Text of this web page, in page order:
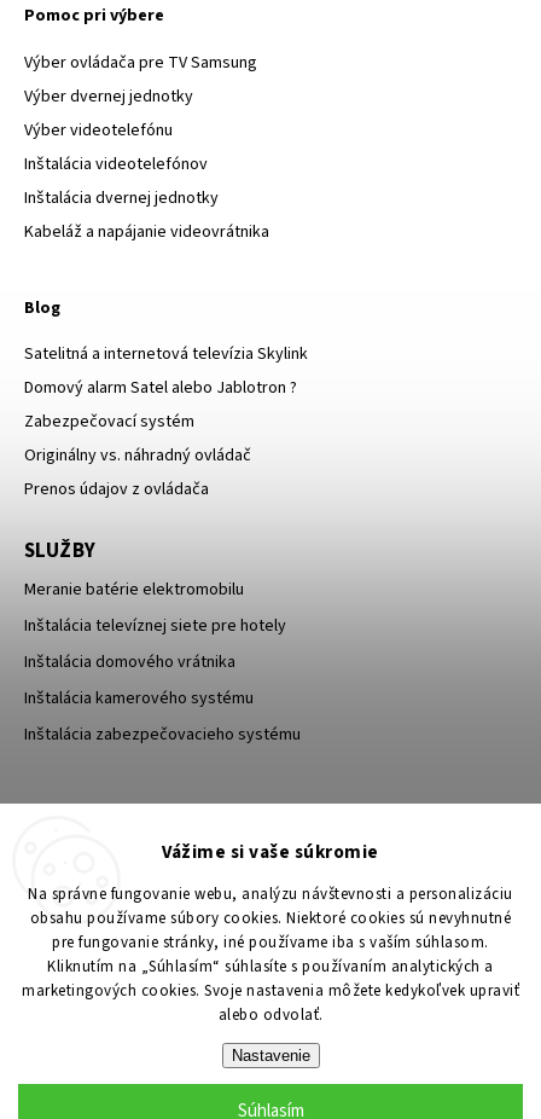
Vážime si vaše súkromie
Na správne fungovanie webu, analýzu návštevnosti a personalizáciu
obsahu používame súbory cookies. Niektoré cookies sú nevyhnutné
pre fungovanie stránky, iné používame iba s vaším súhlasom.
Kliknutím na „Súhlasím“ súhlasíte s používaním analytických a
marketingových cookies. Svoje nastavenia môžete kedykoľvek upraviť
alebo odvolať.
Nastavenie
Súhlasím
Pomoc pri výbere
Výber ovládača pre TV Samsung
Výber dvernej jednotky
Výber videotelefónu
Inštalácia videotelefónov
Inštalácia dvernej jednotky
Kabeláž a napájanie videovrátnika
Blog
Satelitná a internetová televízia Skylink
Domový alarm Satel alebo Jablotron ?
Zabezpečovací systém
Originálny vs. náhradný ovládač
Prenos údajov z ovládača
SLUŽBY
Meranie batérie elektromobilu
Inštalácia televíznej siete pre hotely
Inštalácia domového vrátnika
Inštalácia kamerového systému
Inštalácia zabezpečovacieho systému